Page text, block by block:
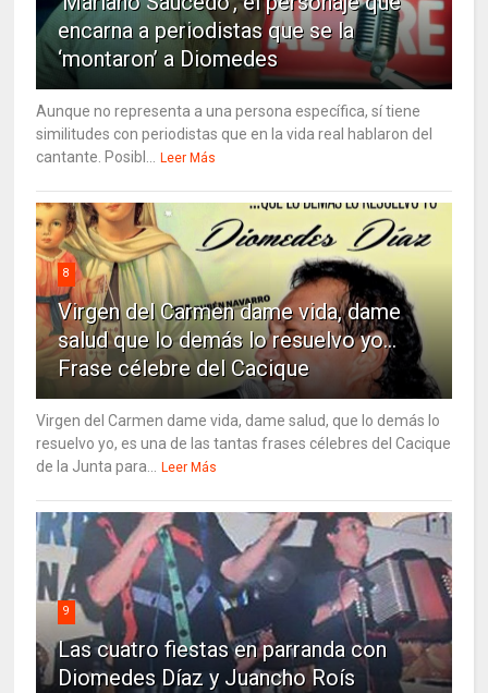
encarna a periodistas que se la
‘montaron’ a Diomedes
Aunque no representa a una persona específica, sí tiene
similitudes con periodistas que en la vida real hablaron del
cantante. Posibl... Leer Más
8
Virgen del Carmen dame vida, dame
salud que lo demás lo resuelvo yo…
Frase célebre del Cacique
Virgen del Carmen dame vida, dame salud, que lo demás lo
resuelvo yo, es una de las tantas frases célebres del Cacique
de la Junta para... Leer Más
9
Las cuatro fiestas en parranda con
Diomedes Díaz y Juancho Roís